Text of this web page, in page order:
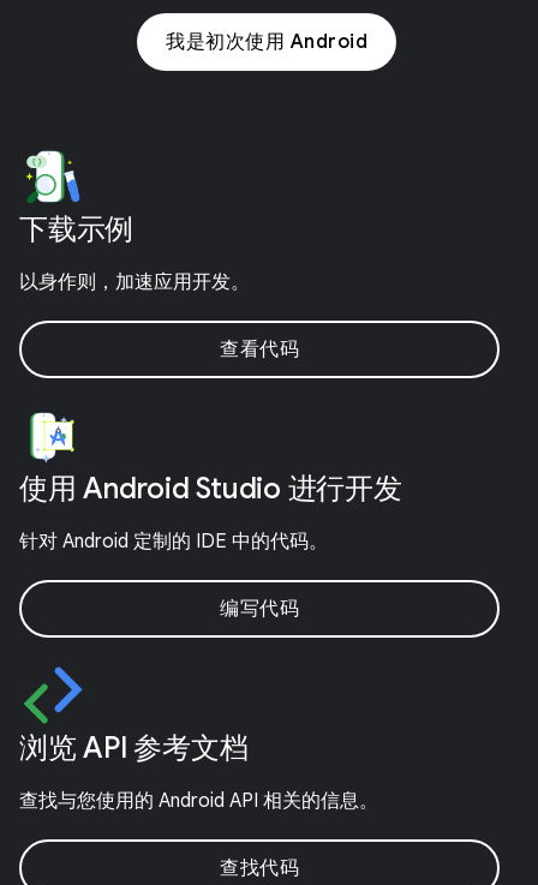
我是初次使用 Android
下载示例
以身作则，加速应用开发。
查看代码
使用 Android Studio 进行开发
针对 Android 定制的 IDE 中的代码。
编写代码
浏览 API 参考文档
查找与您使用的 Android API 相关的信息。
查找代码